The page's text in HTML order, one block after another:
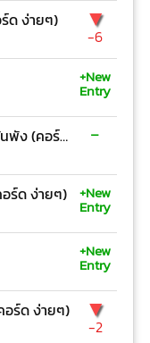
ด ง่ายๆ) ▼
-6
+New
Entry
ก่อนที่โลกทั้งใบมันพัง (คอร์ด ง่ายๆ) -
ร์ด ง่ายๆ) +New
Entry
+New
Entry
อร์ด ง่ายๆ) ▼
-2